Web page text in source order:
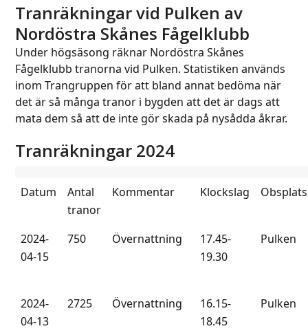
Tranräkningar vid Pulken av
Nordöstra Skånes Fågelklubb
Under högsäsong räknar Nordöstra Skånes
Fågelklubb tranorna vid Pulken. Statistiken används
inom Trangruppen för att bland annat bedöma när
det är så många tranor i bygden att det är dags att
mata dem så att de inte gör skada på nysådda åkrar.
Tranräkningar 2024
Datum
Antal
tranor
Kommentar Klockslag Obsplats
2024-
04-15
750 Övernattning
17.45-
19.30
Pulken
2024-
04-13
2725 Övernattning
16.15-
18.45
Pulken